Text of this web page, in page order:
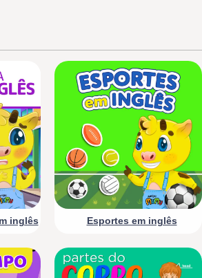
inglês Esportes em inglês